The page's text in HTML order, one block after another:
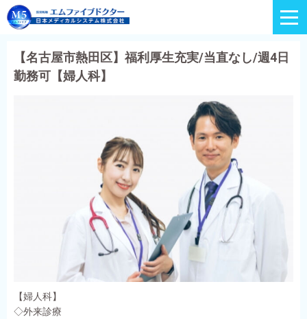
【名古屋市熱田区】福利厚生充実/当直なし/週4日
勤務可【婦人科】
【婦人科】
◇外来診療